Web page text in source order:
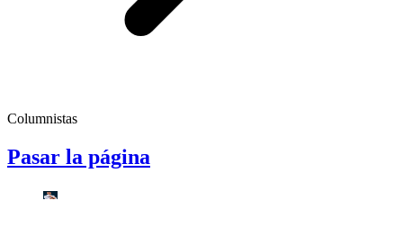
Columnistas
Pasar la página